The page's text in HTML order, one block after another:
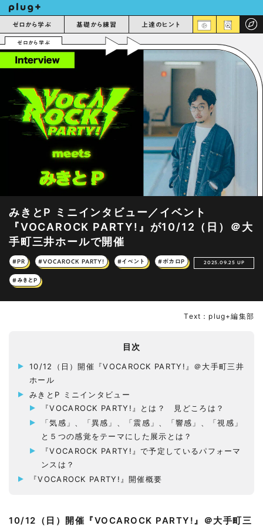
ゼロから学ぶ 基礎から練習 上達のヒント
ゼロから学ぶ
みきとP ミニインタビュー／イベント
『VOCAROCK PARTY!』が10/12（日）＠大
手町三井ホールで開催
#PR #VOCAROCK PARTY! #イベント #ボカロP
#みきとP
2025.09.25 UP
Text：plug+編集部
目次
10/12（日）開催『VOCAROCK PARTY!』＠大手町三井
ホール
みきとP ミニインタビュー
『VOCAROCK PARTY!』とは？ 見どころは？
「気感」、「異感」、「震感」、「響感」、「視感」
と５つの感覚をテーマにした展示とは？
『VOCAROCK PARTY!』で予定しているパフォーマ
ンスは？
『VOCAROCK PARTY!』開催概要
10/12（日）開催『VOCAROCK PARTY!』＠大手町三